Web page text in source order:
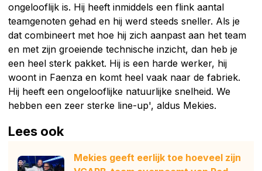
ongelooflijk is. Hij heeft inmiddels een flink aantal
teamgenoten gehad en hij werd steeds sneller. Als je
dat combineert met hoe hij zich aanpast aan het team
en met zijn groeiende technische inzicht, dan heb je
een heel sterk pakket. Hij is een harde werker, hij
woont in Faenza en komt heel vaak naar de fabriek.
Hij heeft een ongelooflijke natuurlijke snelheid. We
hebben een zeer sterke line-up', aldus Mekies.
Lees ook
Mekies geeft eerlijk toe hoeveel zijn